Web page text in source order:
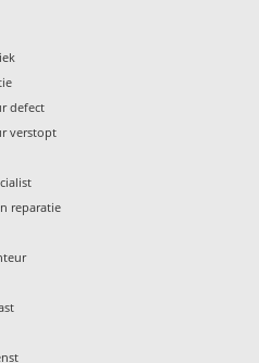
defect
verstopt
reparatie